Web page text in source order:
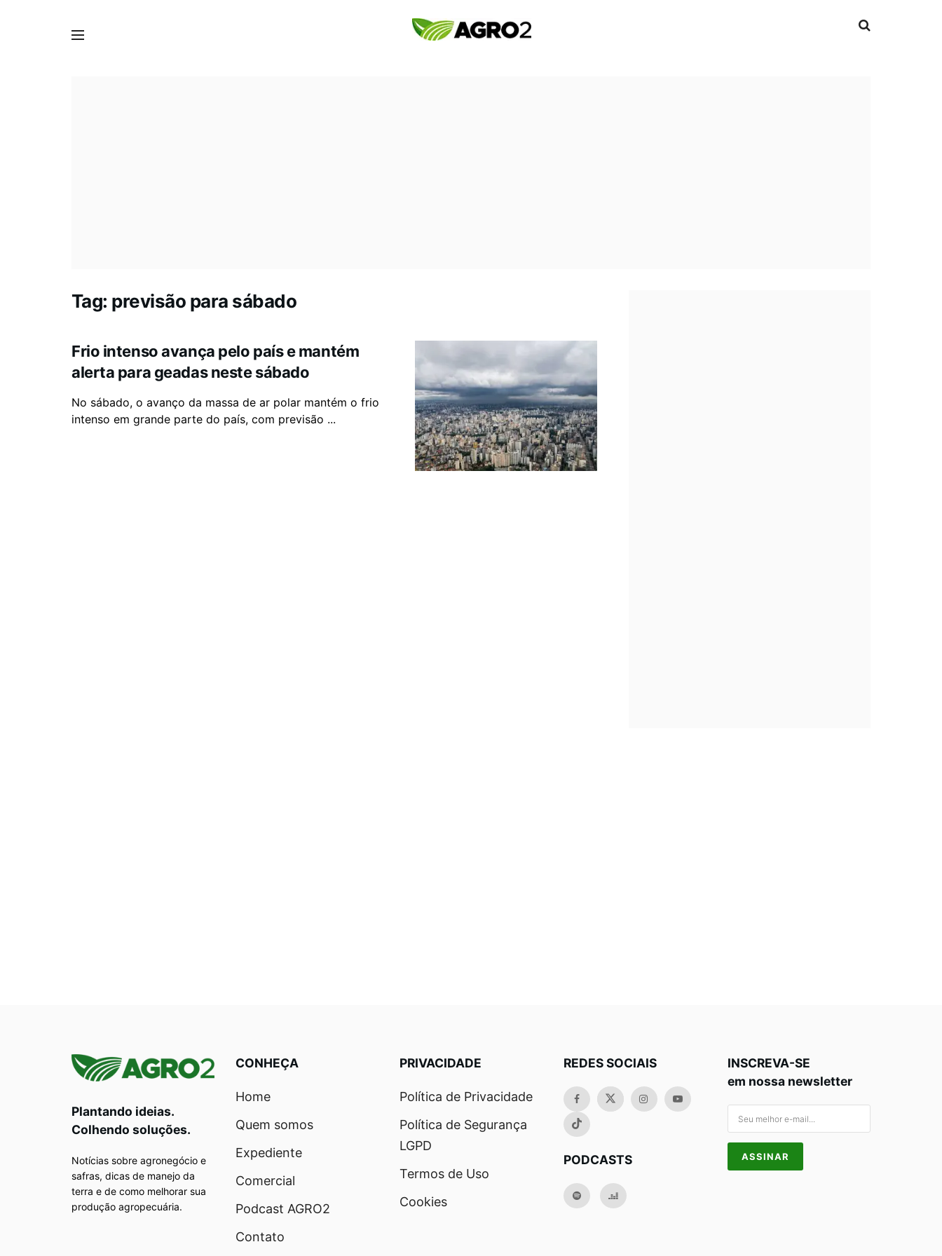
Tag: previsão para sábado
Frio intenso avança pelo país e mantém
alerta para geadas neste sábado
No sábado, o avanço da massa de ar polar mantém o frio
intenso em grande parte do país, com previsão ...
Plantando ideias.
Colhendo soluções.
Notícias sobre agronegócio e
safras, dicas de manejo da
terra e de como melhorar sua
produção agropecuária.
CONHEÇA
Home
Quem somos
Expediente
Comercial
Podcast AGRO2
Contato
PRIVACIDADE
Política de Privacidade
Política de Segurança
LGPD
Termos de Uso
Cookies
REDES SOCIAIS
PODCASTS
INSCREVA-SE
em nossa newsletter